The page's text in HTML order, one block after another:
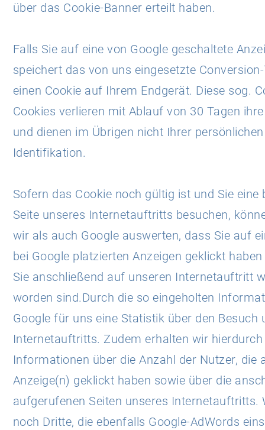
über das Cookie-Banner erteilt haben.
Falls Sie auf eine von Google geschaltete
speichert das von uns eingesetzte
einen Cookie auf Ihrem Endgerät. Diese sog.
Cookies verlieren mit Ablauf von 30 Tagen
und dienen im Übrigen nicht Ihrer persönlichen
Identifikation.
Sofern das Cookie noch gültig ist und Sie eine
Seite unseres Internetauftritts besuchen,
wir als auch Google auswerten, dass Sie auf
bei Google platzierten Anzeigen geklickt
Sie anschließend auf unseren Internetauftritt
worden sind.Durch die so eingeholten
Google für uns eine Statistik über den Besuch
Internetauftritts. Zudem erhalten wir hierdurch
Informationen über die Anzahl der Nutzer, die
Anzeige(n) geklickt haben sowie über die
aufgerufenen Seiten unseres Internetauftritts.
noch Dritte, die ebenfalls Google-AdWords